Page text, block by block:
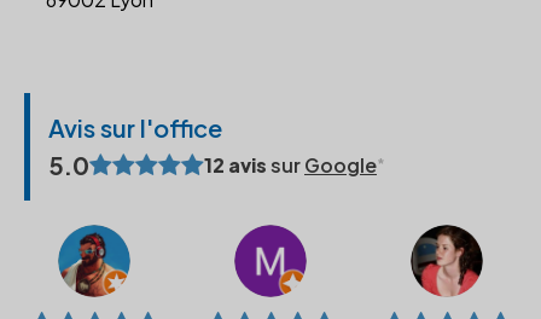
Avis sur l'office
5.0
12 avissurGoogle